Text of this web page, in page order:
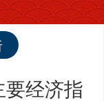
要经济指